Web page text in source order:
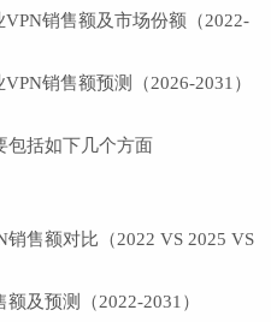
销售额及市场份额（2022-
销售额预测（2026-2031）
括如下几个方面
售额对比（2022 VS 2025 VS
及预测（2022-2031）